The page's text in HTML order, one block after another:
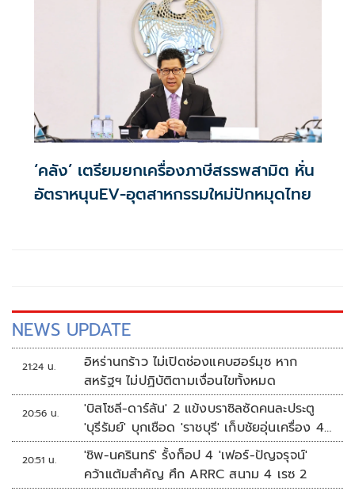
‘คลัง’ เตรียมยกเครื่องภาษีสรรพสามิต หั่น
อัตราหนุนEV-อุตสาหกรรมใหม่ปักหมุดไทย
NEWS UPDATE
21:24 น.
อิหร่านกร้าว ไม่เปิดช่องแคบฮอร์มุซ หาก
สหรัฐฯ ไม่ปฏิบัติตามเงื่อนไขทั้งหมด
20:56 น.
'บิสโซลี-ดาร์ลัน' 2 แข้งบราซิลซัดคนละประตู
'บุรีรัมย์' บุกเชือด 'ราชบุรี' เก็บชัยอุ่นเครื่อง 4
นัดรวด
20:51 น.
'ชิพ-นครินทร์' รั้งท็อป 4 'เฟอร์-ปัญจรุจน์'
คว้าแต้มสำคัญ ศึก ARRC สนาม 4 เรซ 2